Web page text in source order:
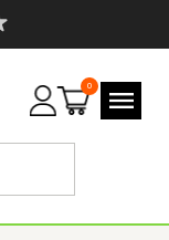
Mijn
0